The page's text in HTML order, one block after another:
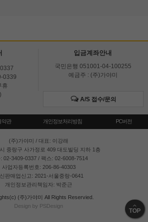
0339
휴
입금계좌안내
국민은행 051001-04-100255
예금주 : (주)가야미
A/S 접수/문의
약관 개인정보처리방침 PC버전
(주)가야미 / 대표: 이강래
중랑구 사가정로 409 대도빌딩 지하 1층
02-3409-0337 / 팩스: 02-6008-7514
사업자등록번호: 206-86-40303
판매업신고: 2021-서울중랑-0641
개인정보관리책임자: 박준근
(주)가야미 All Rights Reservied.
Design by PSDesign
TOP